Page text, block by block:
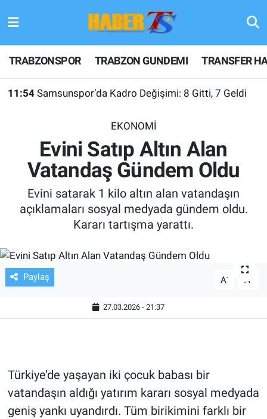
TRABZONSPOR TRABZON GUNDEMI TRANSFER
11:54 Samsunspor’da Kadro Değişimi: 8 Gitti, 7 Geldi
EKONOMİ
Evini Satıp Altın Alan
Vatandaş Gündem Oldu
Evini satarak 1 kilo altın alan vatandaşın
açıklamaları sosyal medyada gündem oldu.
Kararı tartışma yarattı.
Paylaş A- A
27.03.2026 - 21:37
Türkiye’de yaşayan iki çocuk babası bir
vatandaşın aldığı yatırım kararı sosyal medyada
geniş yankı uyandırdı. Tüm birikimini farklı bir
TRABZONSPOR
TRABZON GUNDEMI
KULİS MEYDANI
1461 TRABZON
ALT LIGLER
TV VE SİNEMA
BASKETBOL
GENEL
KÜLTÜR SANAT
Hava Durumu
Trafik Durumu
Son Dakika Haberleri
Haber Arşivi